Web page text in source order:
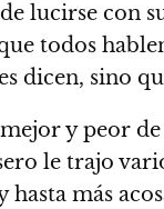
lucirse con
todos
dicen, sino
y peor
le trajo
hasta más